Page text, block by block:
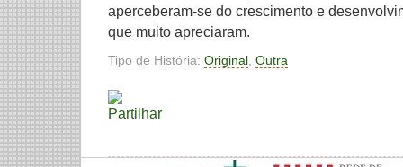
aperceberam-se do crescimento e
que muito apreciaram.
Tipo de História: Original Outra